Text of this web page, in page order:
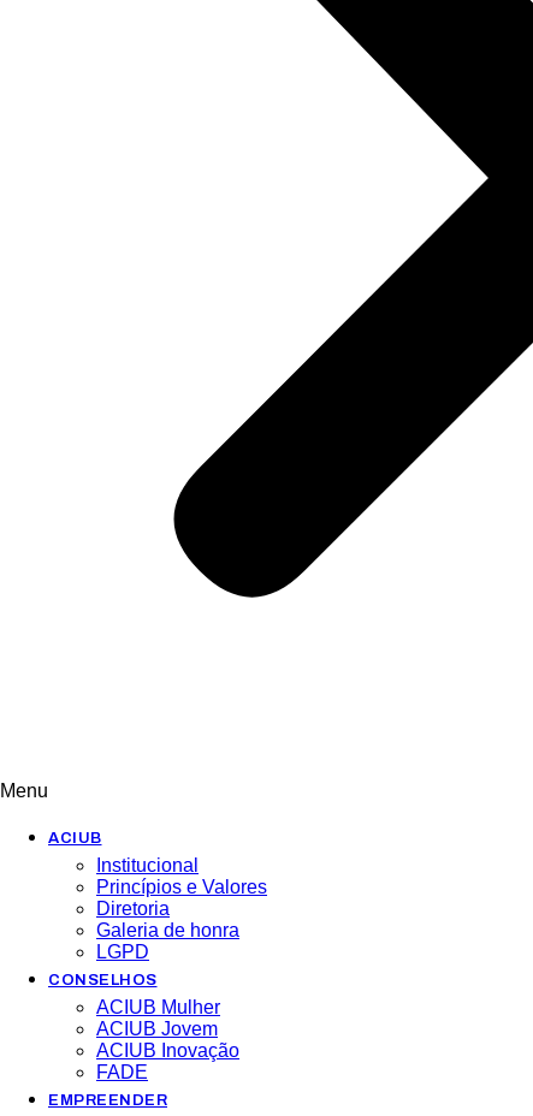
Menu
ACIUB
Institucional
Princípios e Valores​
Diretoria
Galeria de honra
LGPD
CONSELHOS
ACIUB Mulher
ACIUB Jovem
ACIUB Inovação
FADE
EMPREENDER